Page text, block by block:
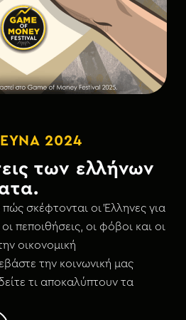
2024
των ελλήνων
σκέφτονται οι Έλληνες για
πεποιθήσεις, οι φόβοι και οι
οικονομική
την κοινωνική μας
τι αποκαλύπτουν τα